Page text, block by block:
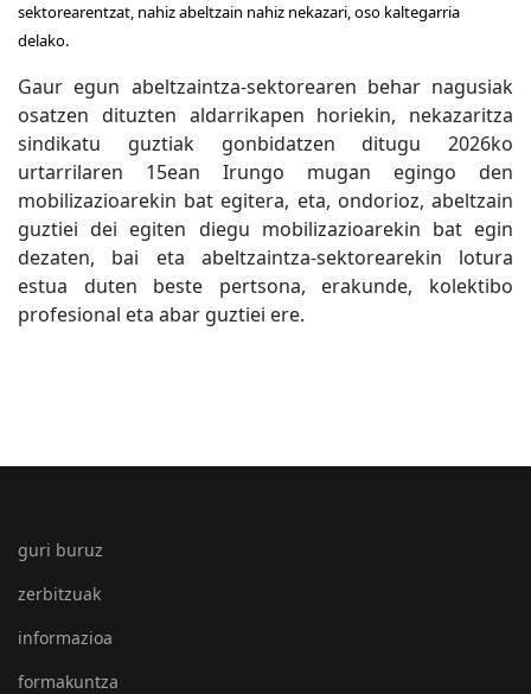
sektorearentzat, nahiz abeltzain nahiz nekazari, oso kaltegarria
delako.
Gaur egun abeltzaintza-sektorearen behar nagusiak
osatzen dituzten aldarrikapen horiekin, nekazaritza
sindikatu guztiak gonbidatzen ditugu 2026ko
urtarrilaren 15ean Irungo mugan egingo den
mobilizazioarekin bat egitera, eta, ondorioz, abeltzain
guztiei dei egiten diegu mobilizazioarekin bat egin
dezaten, bai eta abeltzaintza-sektorearekin lotura
estua duten beste pertsona, erakunde, kolektibo
profesional eta abar guztiei ere.
guri buruz
zerbitzuak
informazioa
formakuntza